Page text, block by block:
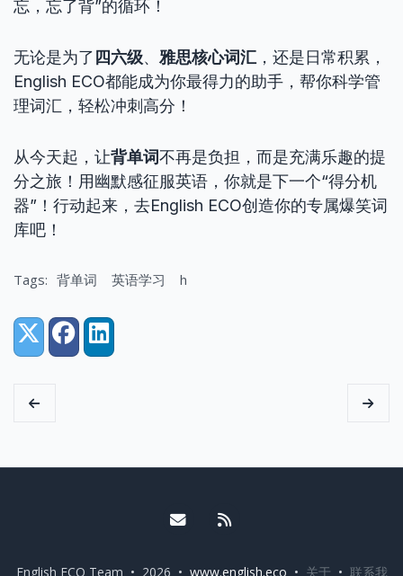
忘，忘了背”的循环！
无论是为了 四六级、 雅思核心词汇 ，还是日常积累，
English ECO都能成为你最得力的助手，帮你科学管
理词汇，轻松冲刺高分！
从今天起，让背单词不再是负担，而是充满乐趣的提
分之旅！用幽默感征服英语，你就是下一个“得分机
器”！行动起来，去English ECO创造你的专属爆笑词
库吧！
Tags: 背单词 英语学习 h
Share:
X (Twitter)
FacebookLinkedIn
Email me
English ECO Team • 2026 • www.english.eco • 关于 • 联系我